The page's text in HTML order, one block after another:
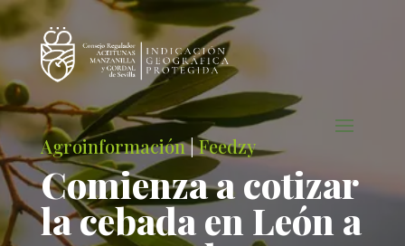
Agroinformación|Feedzy
Comienza a cotizar
la cebada en León a